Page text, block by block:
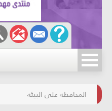
مسابقة الركب الحسينيّ
المحافظة على البيئة